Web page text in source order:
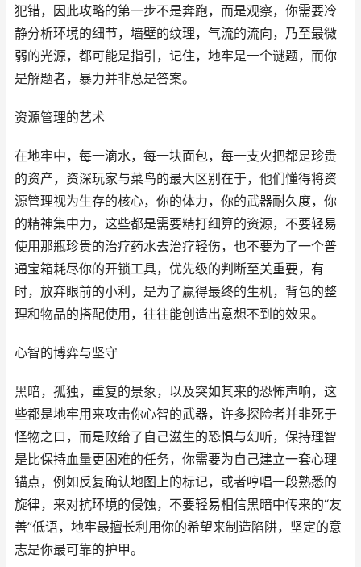
犯错，因此攻略的第一步不是奔跑，而是观察，你需要冷
静分析环境的细节，墙壁的纹理，气流的流向，乃至最微
弱的光源，都可能是指引，记住，地牢是一个谜题，而你
是解题者，暴力并非总是答案。
资源管理的艺术
在地牢中，每一滴水，每一块面包，每一支火把都是珍贵
的资产，资深玩家与菜鸟的最大区别在于，他们懂得将资
源管理视为生存的核心，你的体力，你的武器耐久度，你
的精神集中力，这些都是需要精打细算的资源，不要轻易
使用那瓶珍贵的治疗药水去治疗轻伤，也不要为了一个普
通宝箱耗尽你的开锁工具，优先级的判断至关重要，有
时，放弃眼前的小利，是为了赢得最终的生机，背包的整
理和物品的搭配使用，往往能创造出意想不到的效果。
心智的博弈与坚守
黑暗，孤独，重复的景象，以及突如其来的恐怖声响，这
些都是地牢用来攻击你心智的武器，许多探险者并非死于
怪物之口，而是败给了自己滋生的恐惧与幻听，保持理智
是比保持血量更困难的任务，你需要为自己建立一套心理
锚点，例如反复确认地图上的标记，或者哼唱一段熟悉的
旋律，来对抗环境的侵蚀，不要轻易相信黑暗中传来的“友
善”低语，地牢最擅长利用你的希望来制造陷阱，坚定的意
志是你最可靠的护甲。